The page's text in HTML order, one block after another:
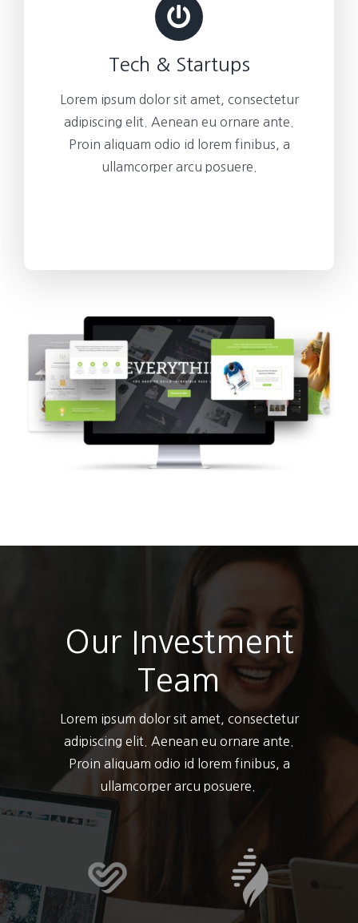
Tech & Startups
Lorem ipsum dolor sit amet, consectetur
adipiscing elit. Aenean eu ornare ante.
Proin aliquam odio id lorem finibus, a
ullamcorper arcu posuere.
Our Investment
Team
Lorem ipsum dolor sit amet, consectetur
adipiscing elit. Aenean eu ornare ante.
Proin aliquam odio id lorem finibus, a
ullamcorper arcu posuere.